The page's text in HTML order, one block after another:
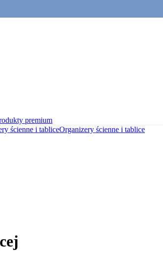
premium
ścienne i tabliceOrganizery ścienne i tablice